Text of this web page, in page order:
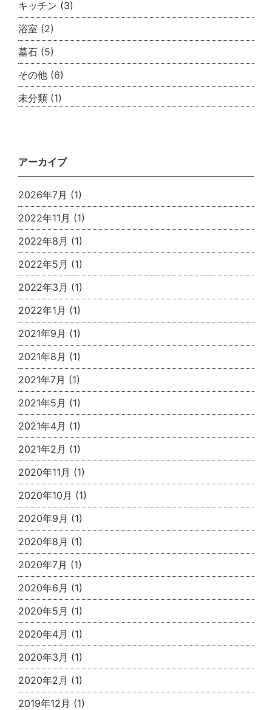
キッチン (3)
浴室 (2)
墓石 (5)
その他 (6)
未分類 (1)
アーカイブ
2026年7月 (1)
2022年11月 (1)
2022年8月 (1)
2022年5月 (1)
2022年3月 (1)
2022年1月 (1)
2021年9月 (1)
2021年8月 (1)
2021年7月 (1)
2021年5月 (1)
2021年4月 (1)
2021年2月 (1)
2020年11月 (1)
2020年10月 (1)
2020年9月 (1)
2020年8月 (1)
2020年7月 (1)
2020年6月 (1)
2020年5月 (1)
2020年4月 (1)
2020年3月 (1)
2020年2月 (1)
2019年12月 (1)